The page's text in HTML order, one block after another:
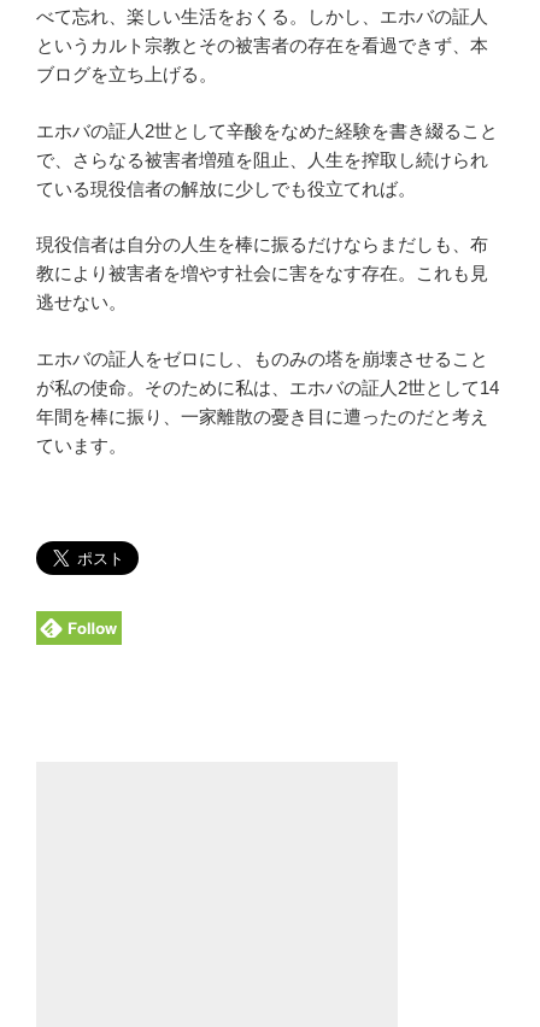
べて忘れ、楽しい生活をおくる。しかし、エホバの証人
というカルト宗教とその被害者の存在を看過できず、本
ブログを立ち上げる。
エホバの証人2世として辛酸をなめた経験を書き綴ること
で、さらなる被害者増殖を阻止、人生を搾取し続けられ
ている現役信者の解放に少しでも役立てれば。
現役信者は自分の人生を棒に振るだけならまだしも、布
教により被害者を増やす社会に害をなす存在。これも見
逃せない。
エホバの証人をゼロにし、ものみの塔を崩壊させること
が私の使命。そのために私は、エホバの証人2世として14
年間を棒に振り、一家離散の憂き目に遭ったのだと考え
ています。